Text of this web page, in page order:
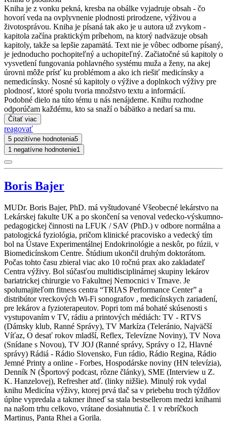
Kniha je z vonku pekná, kresba na obálke vyjadruje obsah - čo
hovorí veda na ovplyvnenie plodnosti prirodzene, výživou a
životosprávou. Kniha je písaná tak ako je u autora už zvykom -
kapitola začína praktickým príbehom, na ktorý nadväzuje obsah
kapitoly, takže sa lepšie zapamätá. Text nie je vôbec odborne písaný,
je jednoducho pochopiteľný a uchopiteľný. Začiatočné sú kapitoly o
vysvetlení fungovania pohlavného systému muža a ženy, na akej
úrovni môže prísť ku problémom a ako ich riešiť medicínsky a
nemedicínsky. Nosné sú kapitoly o výžive a doplnkoch výživy pre
plodnosť, ktoré spolu tvoria množstvo textu a informácií.
Podobné dielo na túto tému u nás nenájdeme. Knihu rozhodne
odporúčam každému, kto sa snaží o bábätko a nedarí sa mu.
Čítať viac
reagovať
5 pozitívne hodnotenia5
1 negatívne hodnotenie1
Boris Bajer
MUDr. Boris Bajer, PhD. má vyštudované Všeobecné lekárstvo na
Lekárskej fakulte UK a po skončení sa venoval vedecko-výskumno-
pedagogickej činnosti na LFUK / SAV (PhD.) v odbore normálna a
patologická fyziológia, pričom klinické pracovisko a vedecký tím
bol na Ústave Experimentálnej Endokrinológie a neskôr, po fúzii, v
Biomedicínskom Centre. Štúdium ukončil druhým doktorátom.
Počas tohto času zbieral viac ako 10 ročnú prax ako zakladateľ
Centra výživy. Bol súčasťou multidisciplinárnej skupiny lekárov
bariatrickej chirurgie vo Fakultnej Nemocnici v Trnave. Je
spolumajiteľom fitness centra “TRIAS Performance Center” a
distribútor vreckových Wi-Fi sonografov , medicínskych zariadení,
pre lekárov a fyzioterapeutov. Popri tom má bohaté skúsenosti s
vystupovaním v TV, rádiu a printových médiách: TV - RTVS
(Dámsky klub, Ranné Správy), TV Markíza (Teleránio, Najväčší
Víťaz, O desať rokov mladší, Reflex, Televízne Noviny), TV Nova
(Snídane s Novou), TV JOJ (Ranné správy, Správy o 12, Hlavné
správy) Rádiá - Rádio Slovensko, Fun rádio, Rádio Regina, Rádio
Jemné Printy a online - Forbes, Hospodárske noviny (HN televízia),
Denník N (Športový podcast, rôzne články), SME (Interview u Z.
K. Hanzelovej), Refresher atď. (linky nižšie). Minulý rok vydal
knihu Medicína výživy, ktorej prvá tlač sa v priebehu troch týždňov
úplne vypredala a takmer ihneď sa stala bestsellerom medzi knihami
na našom trhu celkovo, vrátane dosiahnutia č. 1 v rebríčkoch
Martinus, Panta Rhei a Gorila.